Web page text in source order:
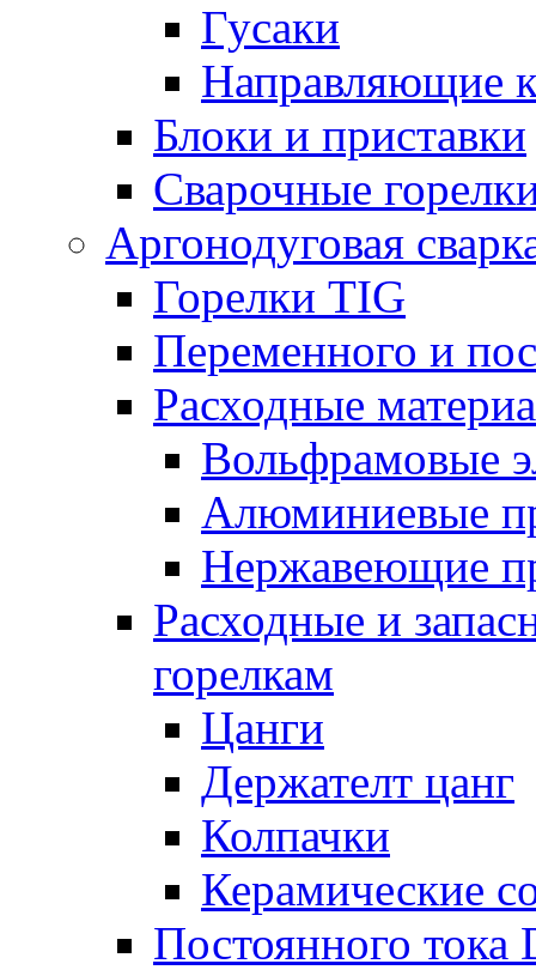
Гусаки
Направляющие
Блоки и приставки
Сварочные
Аргонодуговая
Горелки TIG
Переменного и
Расходные
Вольфрамовые
Алюминиевые
Нержавеющие
Расходные и
горелкам
Цанги
Держателт цанг
Колпачки
Керамические
Постоянного тока